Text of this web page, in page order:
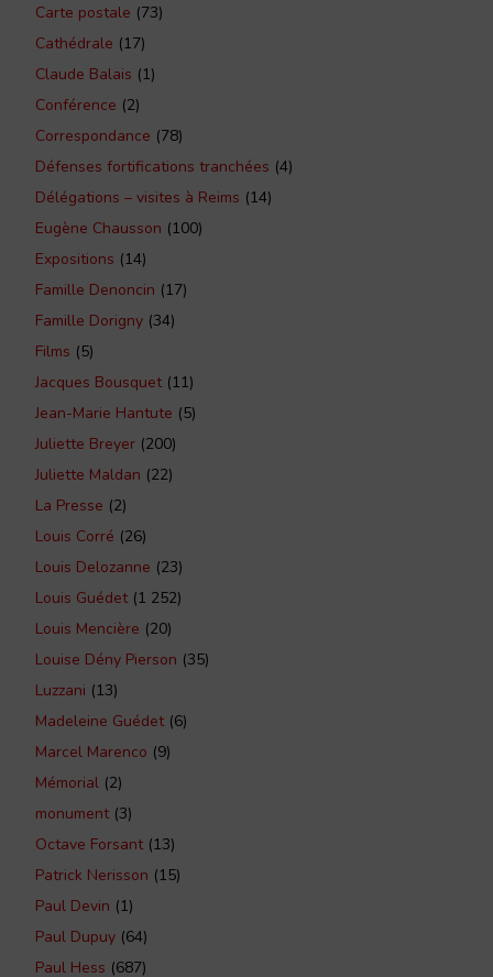
Carte postale (73)
Cathédrale (17)
Claude Balais (1)
Conférence (2)
Correspondance (78)
Défenses fortifications tranchées (4)
Délégations – visites à Reims (14)
Eugène Chausson (100)
Expositions (14)
Famille Denoncin (17)
Famille Dorigny (34)
Films (5)
Jacques Bousquet(11)
Jean-Marie Hantute (5)
Juliette Breyer (200)
Juliette Maldan (22)
La Presse (2)
Louis Corré (26)
Louis Delozanne (23)
Louis Guédet(1 252)
Louis Mencière (20)
Louise Dény Pierson (35)
Luzzani (13)
Madeleine Guédet(6)
Marcel Marenco (9)
Mémorial (2)
monument(3)
Octave Forsant(13)
Patrick Nerisson (15)
Paul Devin (1)
Paul Dupuy (64)
Paul Hess (687)